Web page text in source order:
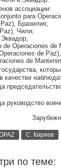
ассоциации:
para
Бразилия;
Чили;
Operaciones
de
de
качестве
руководство
С. Киряев
по теме: